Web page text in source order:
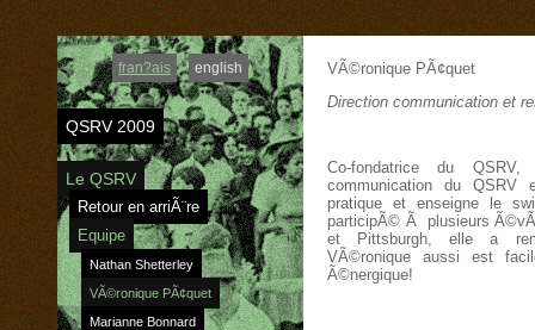
fran?ais english
QSRV 2009
Le QSRV
Retour en arriÃ¨re
Equipe
Nathan Shetterley
VÃ©ronique PÃ¢quet
Marianne Bonnard
VÃ©ronique PÃ¢quet
Direction communication et
Co-fondatrice du
communication du
pratique et enseigne le
participÃ© Ã plusieurs
et Pittsburgh, elle a
VÃ©ronique aussi est
Ã©nergique!